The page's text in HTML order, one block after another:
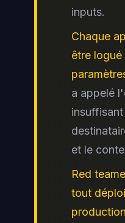
inputs.
Chaque
être
a appelé
et le
Red
tout
production